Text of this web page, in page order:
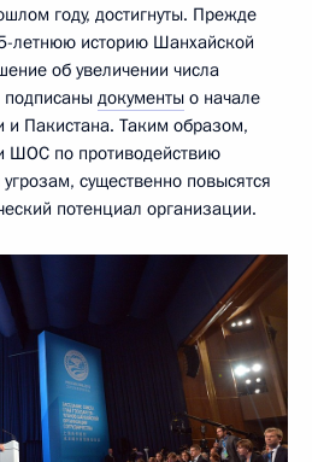
году, достигнуты. Прежде
летнюю историю Шанхайской
об увеличении числа
подписаны документы о начале
Пакистана. Таким образом,
ШОС по противодействию
существенно повысятся
потенциал организации.